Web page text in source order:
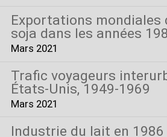
Exportations mondiales
soja dans les années
Mars 2021
Trafic voyageurs
États-Unis, 1949-1969
Mars 2021
Industrie du lait en 1986